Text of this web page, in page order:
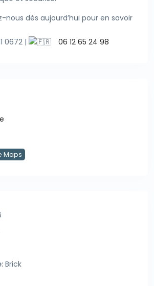
nous dès aujourd’hui pour en savoir
0672 |
06 12 65 24 98
Maps
Brick